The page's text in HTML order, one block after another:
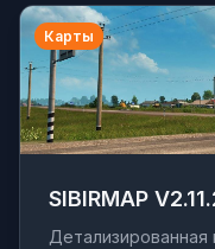
Карты
SIBIRMAP
Детализированная